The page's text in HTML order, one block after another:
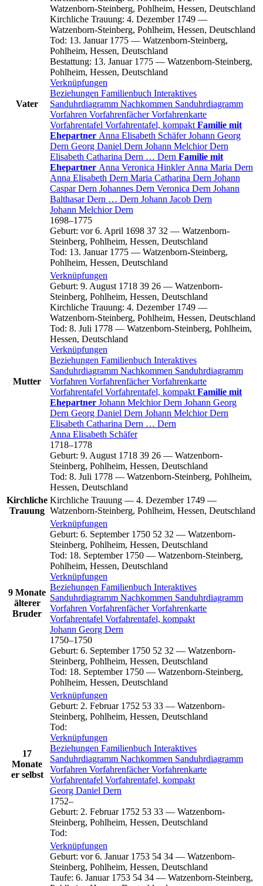
Vater
Watzenborn-Steinberg, Pohlheim, Hessen, Deutschland
Kirchliche Trauung: 4. Dezember 1749 —
Watzenborn-Steinberg, Pohlheim, Hessen, Deutschland
Tod: 13. Januar 1775 — Watzenborn-Steinberg,
Pohlheim, Hessen, Deutschland
Bestattung: 13. Januar 1775 — Watzenborn-Steinberg,
Pohlheim, Hessen, Deutschland
Verknüpfungen
Beziehungen Familienbuch Interaktives
Sanduhrdiagramm Nachkommen Sanduhrdiagramm
Vorfahren VorfahrenfächerVorfahrenkarte
Vorfahrentafel Vorfahrentafel, kompakt Familie mit
Ehepartner Anna Elisabeth Schäfer Johann Georg
Dern Georg Daniel Dern Johann MelchiorDern
Elisabeth Catharina Dern … Dern Familie mit
Ehepartner Anna Veronica Hinkler Anna Maria Dern
Anna Elisabeth Dern Maria Catharina Dern Johann
CasparDern Johannes Dern Veronica Dern Johann
BalthasarDern … Dern Johann Jacob Dern
Johann MelchiorDern
1698–1775
Geburt: vor 6. April 1698 37 32 — Watzenborn-
Steinberg, Pohlheim, Hessen, Deutschland
Tod: 13. Januar 1775 — Watzenborn-Steinberg,
Pohlheim, Hessen, Deutschland
Mutter
Verknüpfungen
Geburt: 9. August 1718 39 26 — Watzenborn-
Steinberg, Pohlheim, Hessen, Deutschland
Kirchliche Trauung: 4. Dezember 1749 —
Watzenborn-Steinberg, Pohlheim, Hessen, Deutschland
Tod: 8. Juli 1778 — Watzenborn-Steinberg, Pohlheim,
Hessen, Deutschland
Verknüpfungen
Beziehungen Familienbuch Interaktives
Sanduhrdiagramm Nachkommen Sanduhrdiagramm
Vorfahren VorfahrenfächerVorfahrenkarte
Vorfahrentafel Vorfahrentafel, kompakt Familie mit
Ehepartner Johann MelchiorDern Johann Georg
Dern Georg Daniel Dern Johann MelchiorDern
Elisabeth Catharina Dern … Dern
Anna Elisabeth Schäfer
1718–1778
Geburt: 9. August 1718 39 26 — Watzenborn-
Steinberg, Pohlheim, Hessen, Deutschland
Tod: 8. Juli 1778 — Watzenborn-Steinberg, Pohlheim,
Hessen, Deutschland
Kirchliche
Trauung
Kirchliche Trauung — 4. Dezember 1749 —
Watzenborn-Steinberg, Pohlheim, Hessen, Deutschland
9 Monate
älterer
Bruder
Verknüpfungen
Geburt: 6. September 1750 52 32 — Watzenborn-
Steinberg, Pohlheim, Hessen, Deutschland
Tod: 18. September 1750 — Watzenborn-Steinberg,
Pohlheim, Hessen, Deutschland
Verknüpfungen
Beziehungen Familienbuch Interaktives
Sanduhrdiagramm Nachkommen Sanduhrdiagramm
Vorfahren VorfahrenfächerVorfahrenkarte
Vorfahrentafel Vorfahrentafel, kompakt
Johann Georg Dern
1750–1750
Geburt: 6. September 1750 52 32 — Watzenborn-
Steinberg, Pohlheim, Hessen, Deutschland
Tod: 18. September 1750 — Watzenborn-Steinberg,
Pohlheim, Hessen, Deutschland
17
Monate
er selbst
Verknüpfungen
Geburt: 2. Februar 1752 53 33 — Watzenborn-
Steinberg, Pohlheim, Hessen, Deutschland
Tod:
Verknüpfungen
Beziehungen Familienbuch Interaktives
Sanduhrdiagramm Nachkommen Sanduhrdiagramm
Vorfahren VorfahrenfächerVorfahrenkarte
Vorfahrentafel Vorfahrentafel, kompakt
Georg Daniel Dern
1752–
Geburt: 2. Februar 1752 53 33 — Watzenborn-
Steinberg, Pohlheim, Hessen, Deutschland
Tod:
Verknüpfungen
Geburt: vor 6. Januar 1753 54 34 — Watzenborn-
Steinberg, Pohlheim, Hessen, Deutschland
Taufe: 6. Januar 1753 54 34 — Watzenborn-Steinberg,